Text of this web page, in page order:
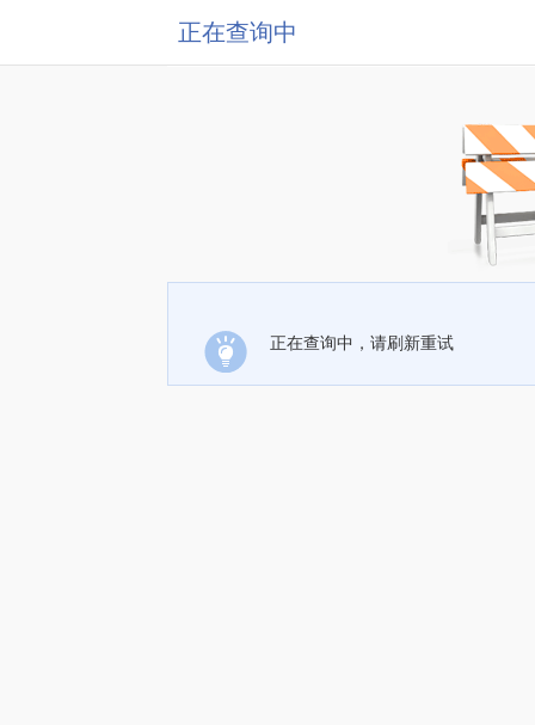
正在查询中
正在查询中，请刷新重试